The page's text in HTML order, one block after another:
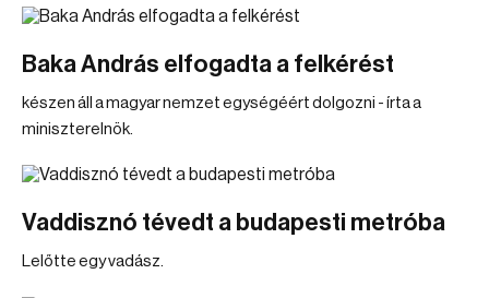
Baka András elfogadta a felkérést
készen áll a magyar nemzet egységéért dolgozni - írta a
miniszterelnök.
Vaddisznó tévedt a budapesti metróba
Lelőtte egy vadász.